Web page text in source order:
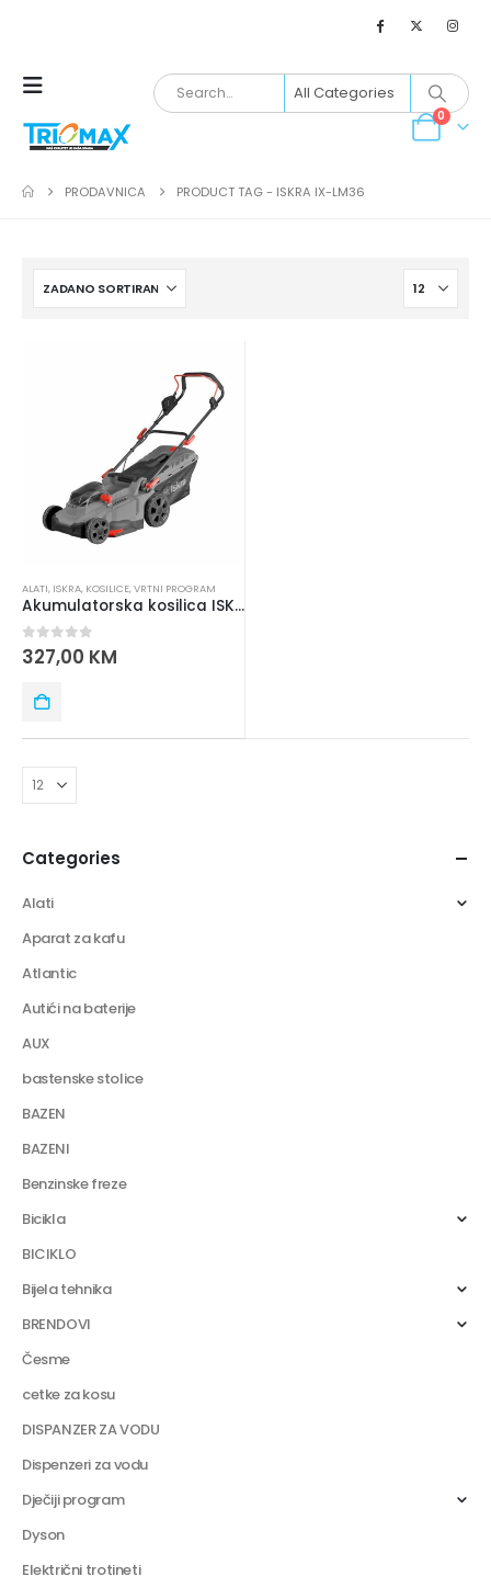
0
PRODAVNICA PRODUCT TAG - ISKRA IX-LM36
ALATI, ISKRA, KOSILICE,VRTNI PROGRAM
Akumulatorska kosilica ISKRA IX-LM36
0 out of 5
327,00 KM
Categories
Alati
Aparat za kafu
Atlantic
Autići na baterije
AUX
bastenske stolice
BAZEN
BAZENI
Benzinske freze
Bicikla
BICIKLO
Bijela tehnika
BRENDOVI
Česme
cetke za kosu
DISPANZER ZA VODU
Dispenzeri za vodu
Dječiji program
Dyson
Električni trotineti